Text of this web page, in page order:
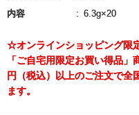
内容
6.3g×20
☆オンラインショッピング
「ご自宅用限定お買い得品
円（税込）以上のご注文で
ます。